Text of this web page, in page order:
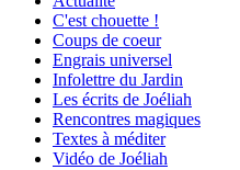
C'est chouette !
Coups de coeur
Engrais universel
Infolettre du Jardin
Les écrits de Joéliah
Rencontres magiques
Textes à méditer
Vidéo de Joéliah